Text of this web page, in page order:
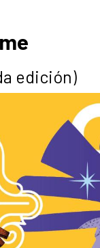
edición)